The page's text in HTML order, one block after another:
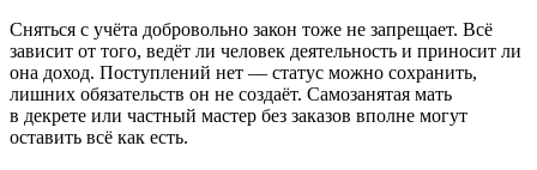
Сняться с учёта добровольно закон тоже не запрещает. Всё
зависит от того, ведёт ли человек деятельность и приносит ли
она доход. Поступлений нет — статус можно сохранить,
лишних обязательств он не создаёт. Самозанятая мать
в декрете или частный мастер без заказов вполне могут
оставить всё как есть.